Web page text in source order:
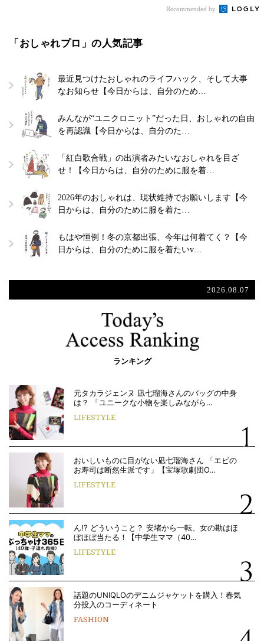
Recommended by
「おしゃれプロ」の人気記事
最近見つけたおしゃれのライフハック、そして大事
なお知らせ【今日からは、自分のため…
みんなが“ユニクロニット”だった日、おしゃれの自由
を再認識【今日からは、自分のた…
「紅白歌合戦」の出演者みたいなおしゃれを目ざ
せ！【今日からは、自分のために服を着…
2026年のおしゃれは、現状維持でお願いします【今
日からは、自分のために服を着た…
もはや恒例！冬の京都出張、今年は何着てく？【今
日からは、自分のために服を着たいv…
2026.08.07
ランキング
元タカラジェンヌ 凪七瑠海さんのバッグの中身
は？ 「ユニークな小物を楽しみながら…
LIFESTYLE
おいしいものに目がない凪七瑠海さん 「エビの
お寿司は断然生派です」【宝塚歌劇団O…
LIFESTYLE
ん!? どういうこと？ 安堵から一転、女の勘はほ
ぼほぼ当たる！【中学生ママ（40…
LIFESTYLE
話題のUNIQLOのデニムジャケットを購入！春気
分投入のコーディネート
FASHION